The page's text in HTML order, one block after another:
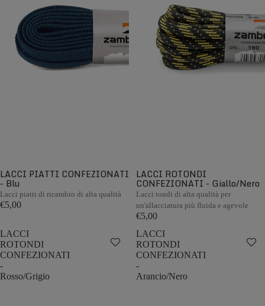
LACCI PIATTI CONFEZIONATI
- Blu
Lacci piatti di ricambio di alta qualità
€5,00
LACCI ROTONDI
CONFEZIONATI - Giallo/Nero
Lacci tondi di alta qualità per
un'allacciatura più fluida e agevole
€5,00
LACCI
ROTONDI
CONFEZIONATI
-
Rosso/Grigio
LACCI
ROTONDI
CONFEZIONATI
-
Arancio/Nero